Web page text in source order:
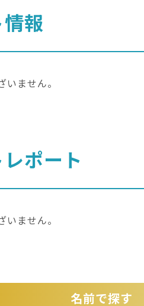
報
いません。
ポート
いません。
名前で探す